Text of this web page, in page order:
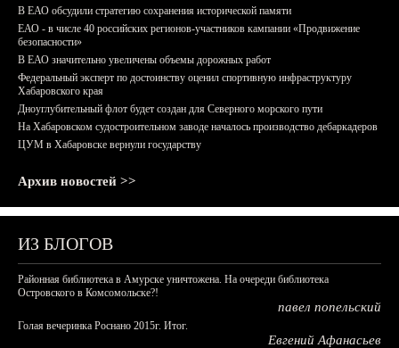
В ЕАО обсудили стратегию сохранения исторической памяти
ЕАО - в числе 40 российских регионов-участников кампании «Продвижение
безопасности»
В ЕАО значительно увеличены объемы дорожных работ
Федеральный эксперт по достоинству оценил спортивную инфраструктуру
Хабаровского края
Дноуглубительный флот будет создан для Северного морского пути
На Хабаровском судостроительном заводе началось производство дебаркадеров
ЦУМ в Хабаровске вернули государству
Архив новостей >>
ИЗ БЛОГОВ
Районная библиотека в Амурске уничтожена. На очереди библиотека
Островского в Комсомольске?!
павел попельский
Голая вечеринка Роснано 2015г. Итог.
Евгений Афанасьев